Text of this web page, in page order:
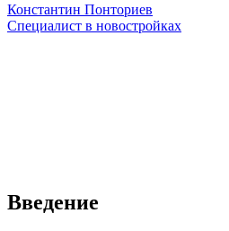
Константин Понториев
Специалист в новостройках
Введение